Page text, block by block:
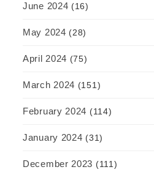
June 2024 (16)
May 2024 (28)
April 2024 (75)
March 2024 (151)
February 2024 (114)
January 2024 (31)
December 2023 (111)